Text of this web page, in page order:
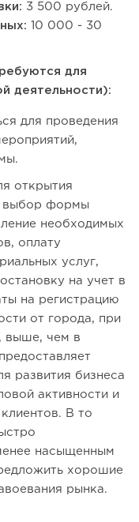
3 500 рублей.
10 000 - 30
для
деятельности):
для проведения
открытия
выбор формы
необходимых
оплату
услуг,
на учет в
на регистрацию
от города, при
выше, чем в
развития бизнеса
активности и
В то
насыщенным
хорошие
рынка.